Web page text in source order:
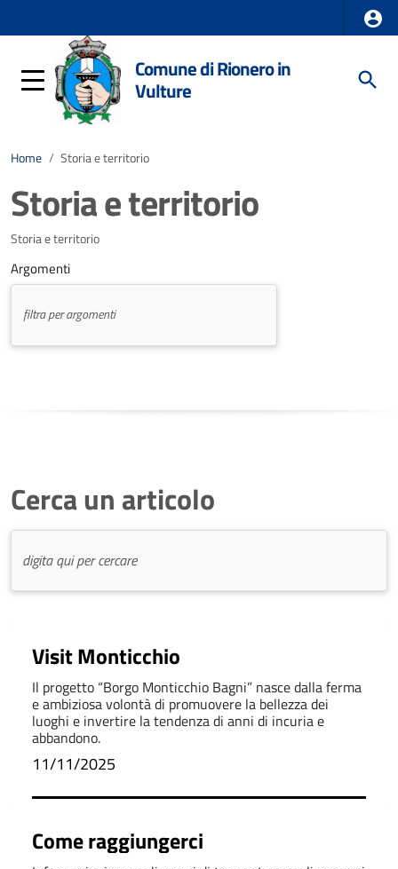
Comune di Rionero in
Vulture
Home / Storia e territorio
Storia e territorio
Storia e territorio
Argomenti
Cerca un articolo
Visit Monticchio
Il progetto “Borgo Monticchio Bagni” nasce dalla ferma
e ambiziosa volontà di promuovere la bellezza dei
luoghi e invertire la tendenza di anni di incuria e
abbandono.
11/11/2025
Come raggiungerci